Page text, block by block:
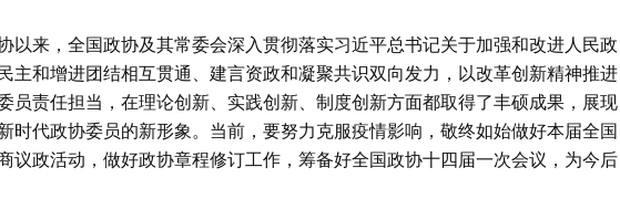
以来，全国政协及其常委会深入贯彻落实习近平总书记关于加强和改进人民政
主和增进团结相互贯通、建言资政和凝聚共识双向发力，以改革创新精神推进
员责任担当，在理论创新、实践创新、制度创新方面都取得了丰硕成果，展现
时代政协委员的新形象。当前，要努力克服疫情影响，敬终如始做好本届全国
议政活动，做好政协章程修订工作，筹备好全国政协十四届一次会议，为今后